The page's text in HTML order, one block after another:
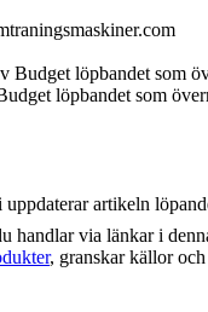
traningsmaskiner.com
löpbandet som
uppdaterar artikeln
handlar via länkar i
, granskar källor